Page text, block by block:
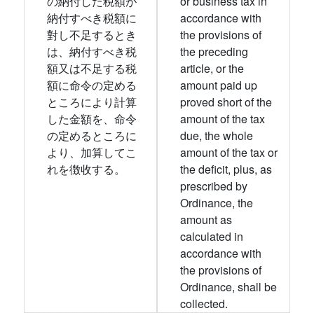
納付すべき税額に
對し不足するとき
は、納付すべき税
額又は不足する税
額に命令の定める
ところにより計算
した金額を、命令
の定めるところに
より、加算してこ
れを徴收する。
accordance with
the provisions of
the preceding
article, or the
amount paid up
proved short of the
amount of the tax
due, the whole
amount of the tax or
the deficit, plus, as
prescribed by
Ordinance, the
amount as
calculated in
accordance with
the provisions of
Ordinance, shall be
collected.